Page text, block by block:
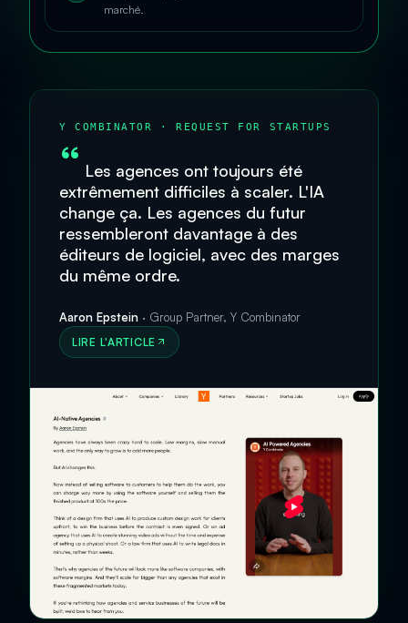
marché.
Y COMBINATOR · REQUEST FOR STARTUPS
Les agences ont toujours été
extrêmement difficiles à scaler. L'IA
change ça. Les agences du futur
ressembleront davantage à des
éditeurs de logiciel, avec des marges
du même ordre.
Aaron Epstein · Group Partner, Y Combinator
LIRE L'ARTICLE